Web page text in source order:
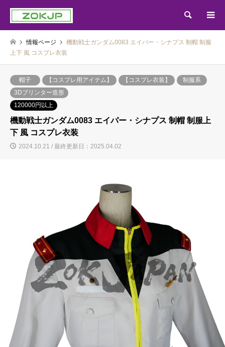
検索
情報ページ
機動戦士ガンダム0083 エイパー・シナプス 制帽 制服
上下 風 コスプレ衣装
帽子 【コスプレ用アイテム】 【コスプレ衣装】
制服系
3Dプリンター造形
120000円以上
機動戦士ガンダム0083 エイパー・シナプス 制帽 制服上
下 風 コスプレ衣装
2024.10.21 / 最終更新日：2025.04.02